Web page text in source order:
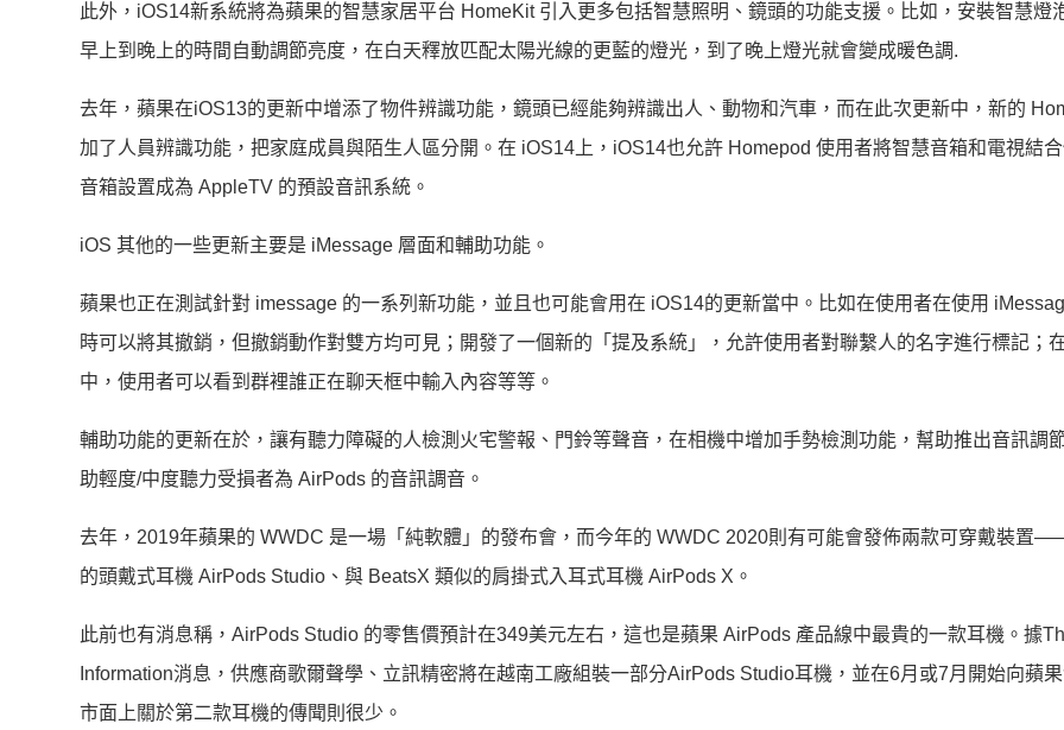
此外，iOS14新系統將為蘋果的智慧家居平台 HomeKit 引入更多包括智慧照明、鏡頭的功能支援。比如，安裝智慧燈
早上到晚上的時間自動調節亮度，在白天釋放匹配太陽光線的更藍的燈光，到了晚上燈光就會變成暖色調.
去年，蘋果在iOS13的更新中增添了物件辨識功能，鏡頭已經能夠辨識出人、動物和汽車，而在此次更新中，新的
加了人員辨識功能，把家庭成員與陌生人區分開。在 iOS14上，iOS14也允許 Homepod 使用者將智慧音箱和電視結
音箱設置成為 AppleTV 的預設音訊系統。
iOS 其他的一些更新主要是 iMessage 層面和輔助功能。
蘋果也正在測試針對 imessage 的一系列新功能，並且也可能會用在 iOS14的更新當中。比如在使用者在使用
時可以將其撤銷，但撤銷動作對雙方均可見；開發了一個新的「提及系統」，允許使用者對聯繫人的名字進行標記；
中，使用者可以看到群裡誰正在聊天框中輸入內容等等。
輔助功能的更新在於，讓有聽力障礙的人檢測火宅警報、門鈴等聲音，在相機中增加手勢檢測功能，幫助推出音訊調
助輕度/中度聽力受損者為 AirPods 的音訊調音。
去年，2019年蘋果的 WWDC 是一場「純軟體」的發布會，而今年的 WWDC 2020則有可能會發佈兩款可穿戴裝置
的頭戴式耳機 AirPods Studio、與 BeatsX 類似的肩掛式入耳式耳機 AirPods X。
此前也有消息稱，AirPods Studio 的零售價預計在349美元左右，這也是蘋果 AirPods 產品線中最貴的一款耳機。據
Information消息，供應商歌爾聲學、立訊精密將在越南工廠組裝一部分AirPods Studio耳機，並在6月或7月開始向蘋
市面上關於第二款耳機的傳聞則很少。